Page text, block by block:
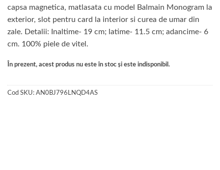
capsa magnetica, matlasata cu model Balmain Monogram la
exterior, slot pentru card la interior si curea de umar din
zale. Detalii: Inaltime- 19 cm; latime- 11.5 cm; adancime- 6
cm. 100% piele de vitel.
În prezent, acest produs nu este în stoc și este indisponibil.
Cod SKU: AN0BJ796LNQD4AS